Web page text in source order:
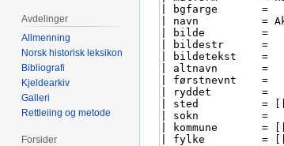
Avdelinger
Allmenning
Norsk historisk leksikon
Bibliografi
Kjeldearkiv
Galleri
Rettleiing og metode
Forsider